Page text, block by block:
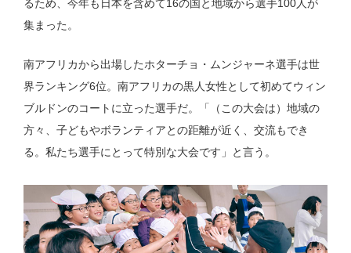
るため、今年も日本を含めて16の国と地域から選手100人が
集まった。
南アフリカから出場したホターチョ・ムンジャーネ選手は世
界ランキング6位。南アフリカの黒人女性として初めてウィン
ブルドンのコートに立った選手だ。「（この大会は）地域の
方々、子どもやボランティアとの距離が近く、交流もでき
る。私たち選手にとって特別な大会です」と言う。